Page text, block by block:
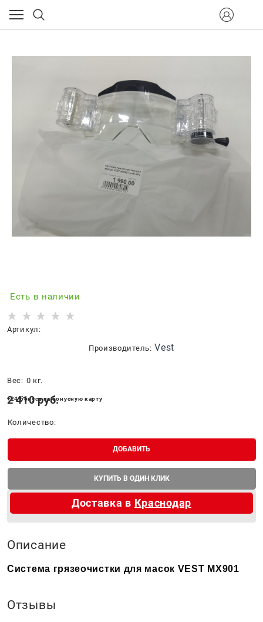
Есть в наличии
Артикул:
Производитель: Vest
Вес: 0 кг.
2 410 руб.
+24 бонуса на бонусную карту
Количество:
ДОБАВИТЬ
КУПИТЬ В ОДИН КЛИК
Доставка в Краснодар
Описание
Cистема грязеочистки для масок VEST MX901
Отзывы